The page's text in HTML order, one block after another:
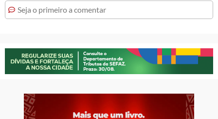
Seja o primeiro a comentar